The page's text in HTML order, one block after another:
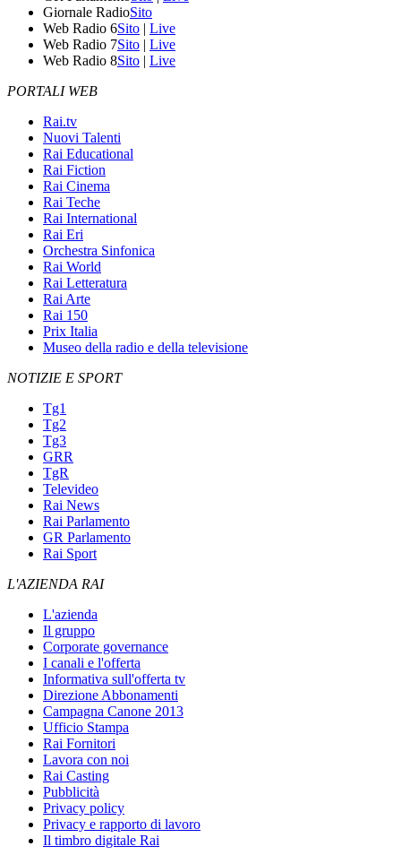
Giornale RadioSito
Web Radio 6Sito | Live
Web Radio 7Sito | Live
Web Radio 8Sito | Live
PORTALI WEB
Rai.tv
Nuovi Talenti
Rai Educational
Rai Fiction
Rai Cinema
Rai Teche
Rai International
Rai Eri
Orchestra Sinfonica
Rai World
Rai Letteratura
Rai Arte
Rai 150
Prix Italia
Museo della radio e della televisione
NOTIZIE E SPORT
Tg1
Tg2
Tg3
GRR
TgR
Televideo
Rai News
Rai Parlamento
GR Parlamento
Rai Sport
L'AZIENDA RAI
L'azienda
Il gruppo
Corporate governance
I canali e l'offerta
Informativa sull'offerta tv
Direzione Abbonamenti
Campagna Canone 2013
Ufficio Stampa
Rai Fornitori
Lavora con noi
Rai Casting
Pubblicità
Privacy policy
Privacy e rapporto di lavoro
Il timbro digitale Rai